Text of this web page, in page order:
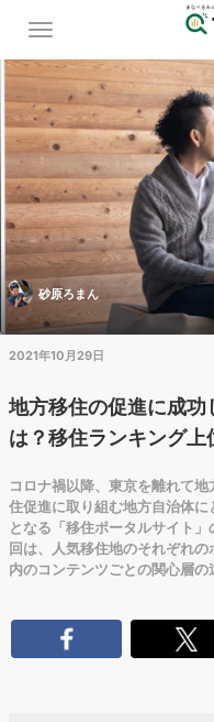
砂原ろまん
2021年10月29日
地方移住の促進に成功
は？移住ランキング
コロナ禍以降、東京を離れて
住促進に取り組む地方自治体
となる「移住ポータルサイト
回は、人気移住地のそれぞれ
内のコンテンツごとの関心層の